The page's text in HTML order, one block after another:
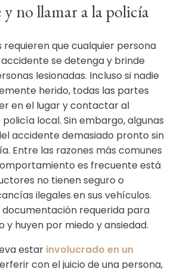
y no llamar a la policía
requieren que cualquier persona
se detenga y brinde
lesionadas. Incluso si nadie
herido, todas las partes
en el lugar y contactar al
local. Sin embargo, algunas
accidente demasiado pronto sin
Entre las razones más comunes
es frecuente está
no tienen seguro o
ilegales en sus vehículos.
requerida para
y huyen por miedo y ansiedad.
estar involucrado en un
con el juicio de una persona,